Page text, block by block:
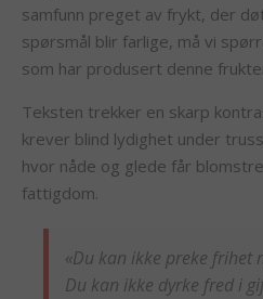
samfunn preget av frykt, der
spørsmål blir farlige, må vi
som har produsert denne
Teksten trekker en skarp
krever blind lydighet under
hvor nåde og glede får
fattigdom.
«Du kan ikke preke frihet
Du kan ikke dyrke fred i